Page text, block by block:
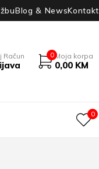
Blog & NewsKontakt
Račun 0 Moja korpa
0,00 KM
0